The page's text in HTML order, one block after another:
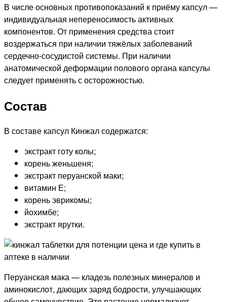
В числе основных противопоказаний к приёму капсул —
индивидуальная непереносимость активных
компонентов. От применения средства стоит
воздержаться при наличии тяжёлых заболеваний
сердечно-сосудистой системы. При наличии
анатомической деформации полового органа капсулы
следует применять с осторожностью.
Состав
В составе капсул Кинжал содержатся:
экстракт готу колы;
корень женьшеня;
экстракт перуанской маки;
витамин Е;
корень эврикомы;
йохимбе;
экстракт ярутки.
Перуанская мака — кладезь полезных минералов и
аминокислот, дающих заряд бодрости, улучшающих